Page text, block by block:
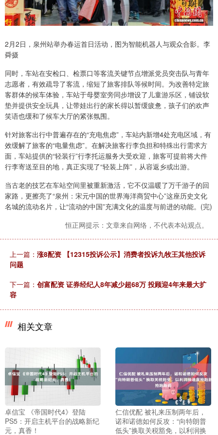
2月2日，泉州站举办春运首日活动，图为智能机器人与观众合影。李
舜摄
同时，车站在安检口、检票口等客流关键节点增派党员突击队与青年
志愿者，有效疏导了客流，缩短了旅客排队等候时间。为改善特定旅
客群体的候车体验，车站于母婴室旁同步增设了儿童游乐区，铺设软
垫并提供安全玩具，让带娃出行的家长得以暂缓疲惫，孩子们的欢声
笑语也缓和了候车大厅的紧张氛围。
针对旅客出行中普遍存在的“充电焦虑”，车站内新增4处充电区域，有
效缓解了旅客的“电量焦虑”。在解决旅客行李负担和特殊出行需求方
面，车站提供的“轻装行”行李托运服务大受欢迎，旅客可提前将大件
行李寄送至目的地，真正实现了“轻装上阵”，从容返乡或出游。
当古老的技艺在车站空间里被重新激活，它不仅温暖了万千游子的回
家路，更擦亮了“泉州：宋元中国的世界海洋商贸中心”这座历史文化
名城的流动名片，让“流动的中国”充满文化的温度与前进的动能。(完)
恒正网提示：文章来自网络，不代表本站观点。
上一篇： 涨8配资 【12315投诉公示】消费者投诉九牧王其他投诉
问题
下一篇： 创富配资 证券经纪人8年减少超68万 投顾迎4年来最大扩
容
相关文章
卓信宝 《帝国时代4》登陆
PS5：开启主机平台的战略新纪
元，真香！
仁信优配 被礼来压制两年后，
诺和诺德如何反攻：“向特朗普
低头”换取关税豁免，以利润换